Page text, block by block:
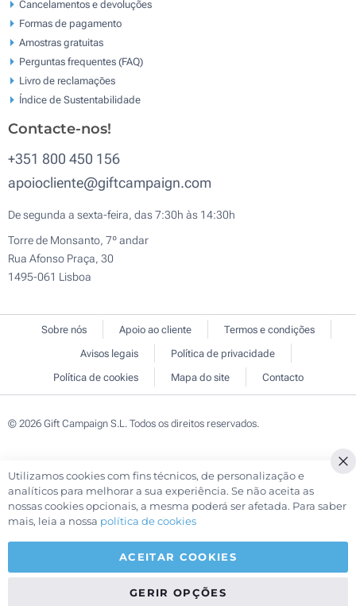
Cancelamentos e devoluções
Formas de pagamento
Amostras gratuitas
Perguntas frequentes (FAQ)
Livro de reclamaçōes
Índice de Sustentabilidade
Contacte-nos!
+351 800 450 156
apoiocliente@giftcampaign.com
De segunda a sexta-feira, das 7:30h às 14:30h
Torre de Monsanto, 7º andar
Rua Afonso Praça, 30
1495-061 Lisboa
Sobre nós Apoio ao cliente
Termos e condições
Avisos legais
Política de privacidade
Política de cookies
Mapa do site Contacto
© 2026 Gift Campaign S.L. Todos os direitos reservados.
Utilizamos cookies com fins técnicos, de personalização e
analíticos para melhorar a sua experiência. Se não aceita as
nossas cookies opcionais, a mesma poderá ser afetada. Para saber
mais, leia a nossa política de cookies
ACEITAR COOKIES
GERIR OPÇÕES